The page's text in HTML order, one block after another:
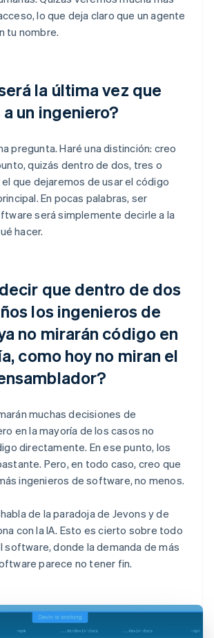
lo que deja claro que un agente
tu nombre.
la última vez que
un ingeniero?
pregunta. Haré una distinción: creo
quizás dentro de dos, tres o
que dejaremos de usar el código
En pocas palabras, ser
será simplemente decirle a la
hacer.
que dentro de dos
los ingenieros de
no mirarán código en
como hoy no miran el
muchas decisiones de
en la mayoría de los casos no
directamente. En ese punto, los
Pero, en todo caso, creo que
ingenieros de software, no menos.
de la paradoja de Jevons y de
con la IA. Esto es cierto sobre todo
software, donde la demanda de más
parece no tener fin.